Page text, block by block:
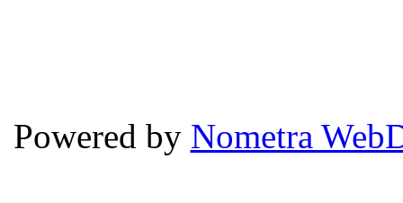
Powered by Nometra